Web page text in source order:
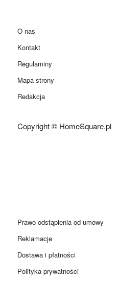
O nas
Kontakt
Regulaminy
Mapa strony
Redakcja
Copyright © HomeSquare.pl
Prawo odstąpienia od umowy
Reklamacje
Dostawa i płatności
Polityka prywatności